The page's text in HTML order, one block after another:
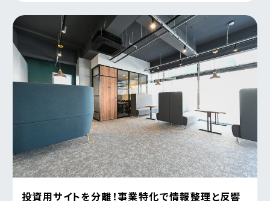
投資用サイトを分離！事業特化で情報整理と反響